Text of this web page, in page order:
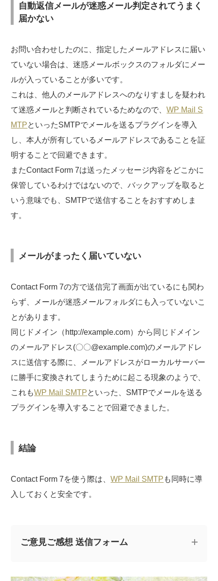
自動返信メールが迷惑メール判定されてうまく
届かない
お問い合わせしたのに、指定したメールアドレスに届い
ていない場合は、迷惑メールボックスのフォルダにメー
ルが入っていることが多いです。
これは、他人のメールアドレスへのなりすましを疑われ
て迷惑メールと判断されているためなので、WP Mail S
MTPといったSMTPでメールを送るプラグインを導入
し、本人が所有しているメールアドレスであることを証
明することで回避できます。
またContact Form 7は送ったメッセージ内容をどこかに
保管しているわけではないので、バックアップを取ると
いう意味でも、SMTPで送信することをおすすめしま
す。
メールがまったく届いていない
Contact Form 7の方で送信完了画面が出ているにも関わ
らず、メールが迷惑メールフォルダにも入っていないこ
とがあります。
同じドメイン（http://example.com）から同じドメイン
のメールアドレス(〇〇@example.com)のメールアドレ
スに送信する際に、メールアドレスがローカルサーバー
に勝手に変換されてしまうために起こる現象のようで、
これもWP Mail SMTPといった、SMTPでメールを送る
プラグインを導入することで回避できました。
結論
Contact Form 7を使う際は、WP Mail SMTP も同時に導
入しておくと安全です。
ご意見ご感想 送信フォーム